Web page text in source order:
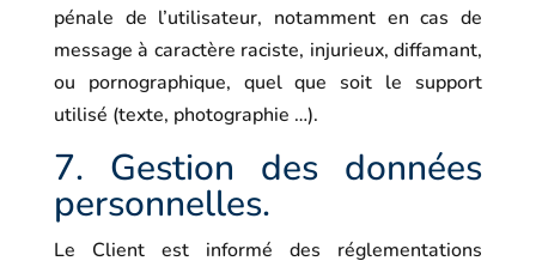
pénale de l’utilisateur, notamment en cas de
message à caractère raciste, injurieux, diffamant,
ou pornographique, quel que soit le support
utilisé (texte, photographie …).
7. Gestion des données
personnelles.
Le Client est informé des réglementations